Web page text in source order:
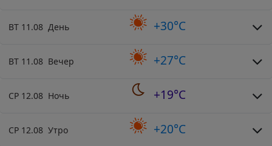
ВТ 11.08 День +30°C
ВТ 11.08 Вечер +27°C
СР 12.08 Ночь +19°C
СР 12.08 Утро +20°C